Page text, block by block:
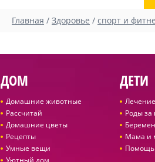
Главная / Здоровье / спорт и
ДОМ
Домашние животные
Рассчитай
Домашние цветы
Рецепты
Умные вещи
Уютный дом
ДЕТИ
Роды за
Мама и
Помощь